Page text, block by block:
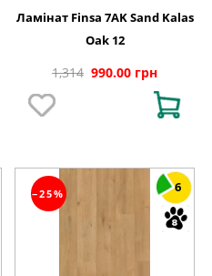
Ламінат Finsa 7AK Sand Kalas
Oak 12
1,314 990.00 грн
−25% 6